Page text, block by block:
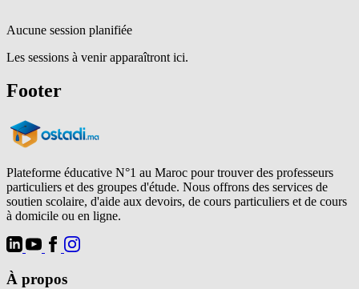
Aucune session planifiée
Les sessions à venir apparaîtront ici.
Footer
Plateforme éducative N°1 au Maroc pour trouver des professeurs
particuliers et des groupes d'étude. Nous offrons des services de
soutien scolaire, d'aide aux devoirs, de cours particuliers et de cours
à domicile ou en ligne.
À propos